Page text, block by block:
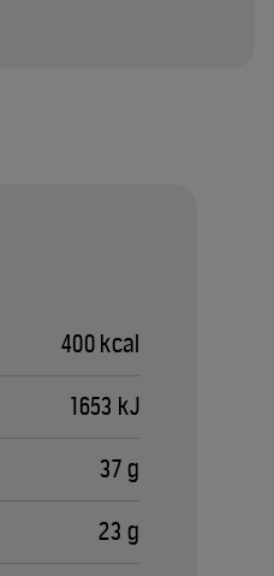
400 kcal
1653 kJ
37 g
23 g